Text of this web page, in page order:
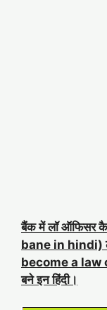
बैंक में लॉ ऑफिसर
bane in hindi)
become a law
बने इन हिंदी।